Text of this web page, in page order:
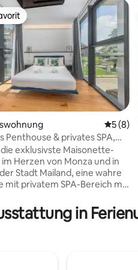
4,93 von 5, 214
5 (8)
Penthouse & privates SPA,
Parkplatz
exklusivste Maisonette-
Herzen von Monza und in
Stadt Mailand, eine wahre
mit privatem SPA-Bereich mit
für bis zu 8 Gäste und
zwei moderne Küchen,
in